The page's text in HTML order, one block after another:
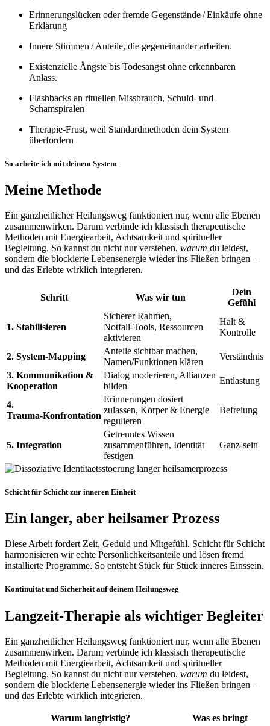
Erinnerungslücken oder fremde Gegenstände / Einkäufe ohne
Erklärung
Innere Stimmen / Anteile, die gegeneinander arbeiten.
Existenzielle Ängste bis Todesangst ohne erkennbaren
Anlass.
Flashbacks an rituellen Missbrauch, Schuld‑ und
Schamspiralen
Therapie‑Frust, weil Standardmethoden dein System
überfordern
So arbeite ich mit deinem System
Meine Methode
Ein ganzheitlicher Heilungsweg funktioniert nur, wenn alle Ebenen
zusammenwirken. Darum verbinde ich klassisch therapeutische
Methoden mit Energiearbeit, Achtsamkeit und spiritueller
Begleitung. So kannst du nicht nur verstehen, warum du leidest,
sondern die blockierte Lebensenergie wieder ins Fließen bringen –
und das Erlebte wirklich integrieren.
Schritt Was wir tun
Dein
Gefühl
1. Stabilisieren
Sicherer Rahmen,
Notfall‑Tools, Ressourcen
aktivieren
Halt &
Kontrolle
2. System‑Mapping
Anteile sichtbar machen,
Namen/Funktionen klären
Verständnis
3. Kommunikation &
Kooperation
Dialog moderieren, Allianzen
bilden
Entlastung
4.
Trauma‑Konfrontation
Erinnerungen dosiert
zulassen, Körper & Energie
regulieren
Befreiung
5. Integration
Getrenntes Wissen
zusammenführen, Identität
festigen
Ganz‑sein
Schicht für Schicht zur inneren Einheit
Ein langer, aber heilsamer Prozess
Diese Arbeit fordert Zeit, Geduld und Mitgefühl. Schicht für Schicht
harmonisieren wir echte Persönlichkeitsanteile und lösen fremd
installierte Programme. So entsteht Stück für Stück inneres Einssein.
Kontinuität und Sicherheit auf deinem Heilungsweg
Langzeit‑Therapie als wichtiger Begleiter
Ein ganzheitlicher Heilungsweg funktioniert nur, wenn alle Ebenen
zusammenwirken. Darum verbinde ich klassisch therapeutische
Methoden mit Energiearbeit, Achtsamkeit und spiritueller
Begleitung. So kannst du nicht nur verstehen, warum du leidest,
sondern die blockierte Lebensenergie wieder ins Fließen bringen –
und das Erlebte wirklich integrieren.
Warum langfristig?
Was es bringt